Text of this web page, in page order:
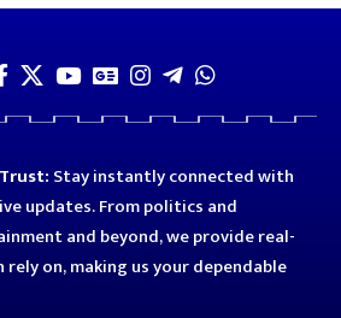
Stay instantly connected with
updates. From politics and
and beyond, we provide real-
on, making us your dependable